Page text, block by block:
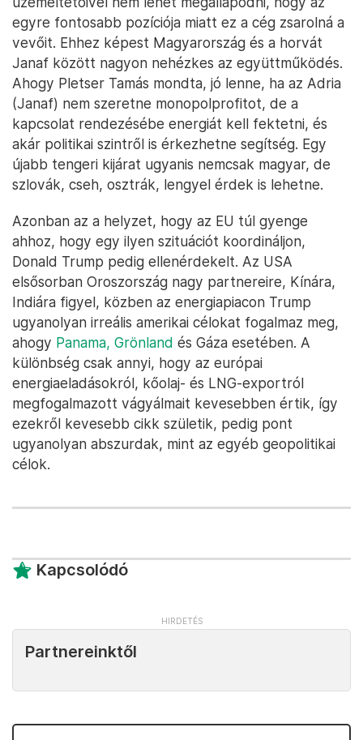
egyre fontosabb pozíciója miatt ez a cég zsarolná a
vevőit. Ehhez képest Magyarország és a horvát
Janaf között nagyon nehézkes az együttműködés.
Ahogy Pletser Tamás mondta, jó lenne, ha az Adria
(Janaf) nem szeretne monopolprofitot, de a
kapcsolat rendezésébe energiát kell fektetni, és
akár politikai szintről is érkezhetne segítség. Egy
újabb tengeri kijárat ugyanis nemcsak magyar, de
szlovák, cseh, osztrák, lengyel érdek is lehetne.
Azonban az a helyzet, hogy az EU túl gyenge
ahhoz, hogy egy ilyen szituációt koordináljon,
Donald Trump pedig ellenérdekelt. Az USA
elsősorban Oroszország nagy partnereire, Kínára,
Indiára figyel, közben az energiapiacon Trump
ugyanolyan irreális amerikai célokat fogalmaz meg,
ahogy Panama, Grönland és Gáza esetében. A
különbség csak annyi, hogy az európai
energiaeladásokról, kőolaj- és LNG-exportról
megfogalmazott vágyálmait kevesebben értik, így
ezekről kevesebb cikk születik, pedig pont
ugyanolyan abszurdak, mint az egyéb geopolitikai
célok.
Kapcsolódó
Partnereinktől